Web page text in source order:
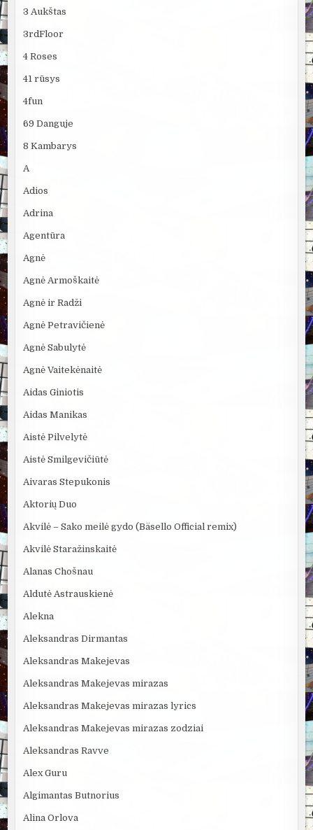
3 Aukštas
3rdFloor
4 Roses
41 rūsys
4fun
69 Danguje
8 Kambarys
A
Adios
Adrina
Agentūra
Agnė
Agnė Armoškaitė
Agnė ir Radži
Agnė Petravičienė
Agnė Sabulytė
Agnė Vaitekėnaitė
Aidas Giniotis
Aidas Manikas
Aistė Pilvelytė
Aistė Smilgevičiūtė
Aivaras Stepukonis
Aktorių Duo
Akvilė – Sako meilė gydo (Bäsello Official remix)
Akvilė Staražinskaitė
Alanas Chošnau
Aldutė Astrauskienė
Alekna
Aleksandras Dirmantas
Aleksandras Makejevas
Aleksandras Makejevas mirazas
Aleksandras Makejevas mirazas lyrics
Aleksandras Makejevas mirazas zodziai
Aleksandras Ravve
Alex Guru
Algimantas Butnorius
Alina Orlova